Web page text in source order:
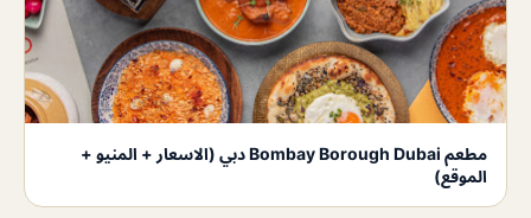
مطعم Bombay Borough Dubai دبي (الاسعار + المنيو +
الموقع)